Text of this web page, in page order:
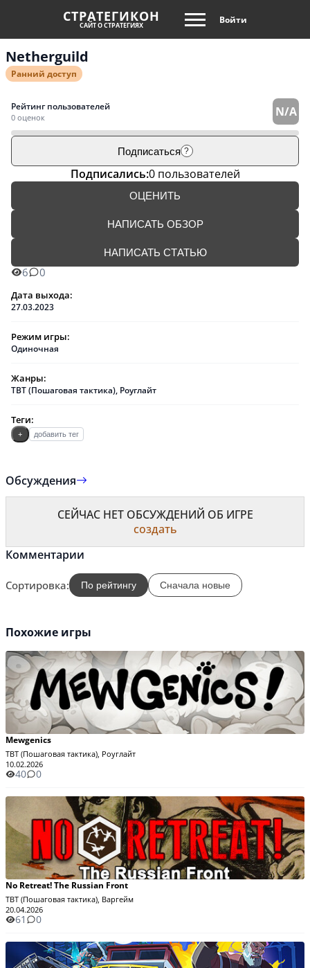
СТРАТЕГИКОН
САЙТ О СТРАТЕГИЯХ Войти
Netherguild
Ранний доступ
Рейтинг пользователей
0 оценок N/A
Подписаться ?
Подписались:0 пользователей
ОЦЕНИТЬ
НАПИСАТЬ ОБЗОР
НАПИСАТЬ СТАТЬЮ
6 0
Дата выхода:
27.03.2023
Режим игры:
Одиночная
Жанры:
TBT (Пошаговая тактика), Роуглайт
Теги:
+ добавить тег
Обсуждения
СЕЙЧАС НЕТ ОБСУЖДЕНИЙ ОБ ИГРЕ
создать
Комментарии
Сортировка: По рейтингу Сначала новые
Похожие игры
Mewgenics
TBT (Пошаговая тактика), Роуглайт
10.02.2026
40 0
No Retreat! The Russian Front
TBT (Пошаговая тактика), Варгейм
20.04.2026
61 0